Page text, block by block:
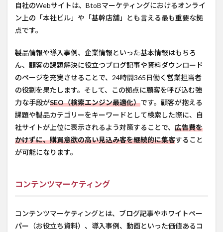
自社のWebサイトは、BtoBマーケティングにおけるオンライ
ン上の「本社ビル」や「基幹店舗」とも言える最も重要な拠
点です。
製品情報や導入事例、企業情報といった基本情報はもちろ
ん、顧客の課題解決に役立つブログ記事や資料ダウンロード
のページを充実させることで、24時間365日働く営業担当者
の役割を果たします。そして、この拠点に顧客を呼び込む強
力な手段がSEO（検索エンジン最適化）です。顧客が抱える
課題や製品カテゴリーをキーワードとして検索した際に、自
社サイトが上位に表示されるよう対策することで、 広告費を
かけずに、購買意欲の高い見込み客を継続的に集客すること
が可能になります。
コンテンツマーケティング
コンテンツマーケティングとは、ブログ記事やホワイトペー
パー（お役立ち資料）、導入事例、動画といった価値あるコ